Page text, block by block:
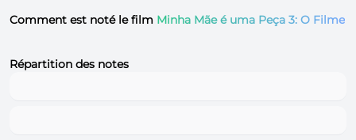
Comment est noté le film Minha Mãe é uma Peça 3: O Filme
Répartition des notes